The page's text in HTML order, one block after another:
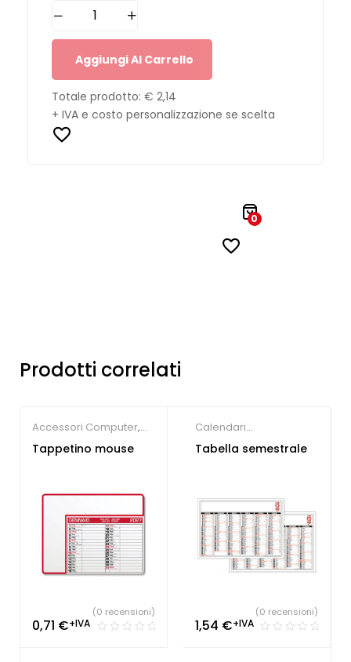
Aggiungi Al Carrello
Totale prodotto: € 2,14
+ IVA e costo personalizzazione se scelta
0
Prodotti correlati
Accessori Computer,
Altri gadget
Personalizzati
Tappetino mouse
0,71 €+IVA
(0 recensioni)
Calendari
Personalizzati
Tabella semestrale
1,54 €+IVA
(0 recensioni)